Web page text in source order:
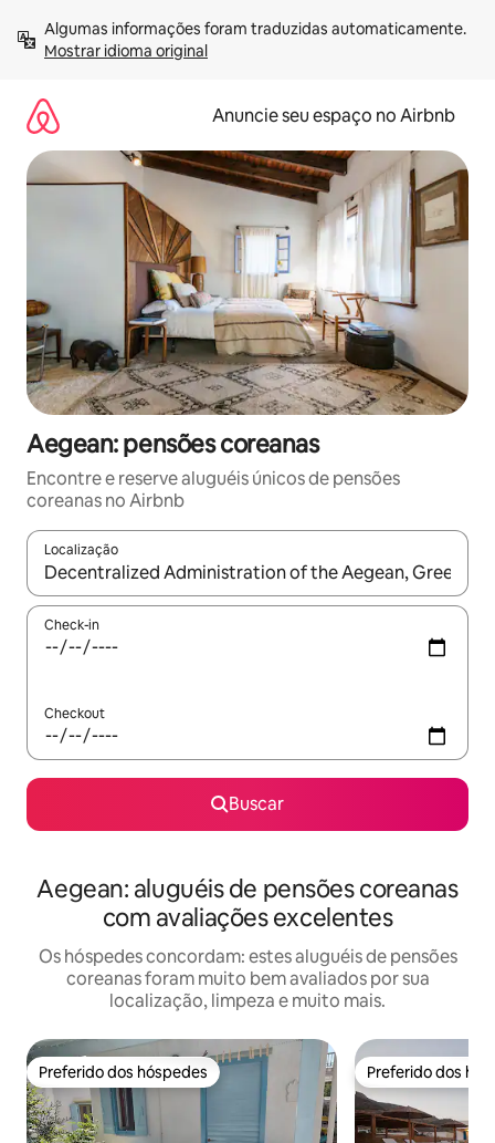
para
Mostrar idioma original
Anuncie seu espaço no Airbnb
Aegean: pensões coreanas
Encontre e reserve aluguéis únicos de pensões
coreanas no Airbnb
Localização
Quando os resultados estiverem disponíveis, explore-os
Check-in
Checkout
Buscar
Aegean: aluguéis de pensões coreanas
com avaliações excelentes
Os hóspedes concordam: estes aluguéis de pensões
coreanas foram muito bem avaliados por sua
localização, limpeza e muito mais.
Preferido dos hóspedes
Preferido dos hóspedes Preferido dos
Preferido dos